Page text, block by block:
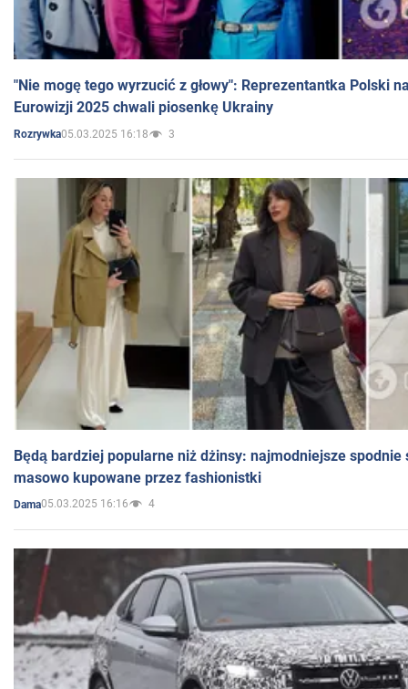
"Nie mogę tego wyrzucić z głowy": Reprezentantka Polski
Eurowizji 2025 chwali piosenkę Ukrainy
Rozrywka05.03.2025 16:18 3
Będą bardziej popularne niż dżinsy: najmodniejsze spodnie
masowo kupowane przez fashionistki
Dama05.03.2025 16:16 4